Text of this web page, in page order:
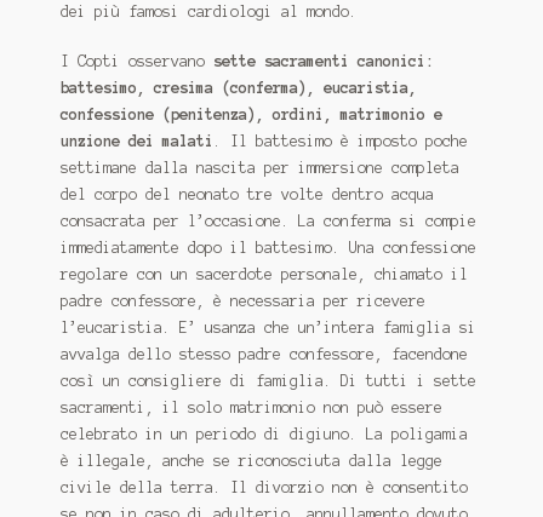
dei più famosi cardiologi al mondo.
I Copti osservano
sette sacramenti canonici:
battesimo, cresima (conferma), eucaristia,
confessione (penitenza), ordini, matrimonio e
unzione dei malati
. Il battesimo è imposto poche
settimane dalla nascita per immersione completa
del corpo del neonato tre volte dentro acqua
consacrata per l’occasione. La conferma si compie
immediatamente dopo il battesimo. Una confessione
regolare con un sacerdote personale, chiamato il
padre confessore, è necessaria per ricevere
l’eucaristia. E’ usanza che un’intera famiglia si
avvalga dello stesso padre confessore, facendone
così un consigliere di famiglia. Di tutti i sette
sacramenti, il solo matrimonio non può essere
celebrato in un periodo di digiuno. La poligamia
è illegale, anche se riconosciuta dalla legge
civile della terra. Il divorzio non è consentito